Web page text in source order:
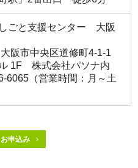
ごと支援センター 大阪
阪市中央区道修町4-1-1
1F 株式会社パソナ内
6065（営業時間：月～土
申込み